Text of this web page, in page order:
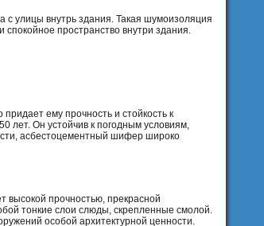
улицы внутрь здания. Такая шумоизоляция
пространство внутри здания.
ему прочность и стойкость к
Он устойчив к погодным условиям,
асбестоцементный шифер широко
высокой прочностью, прекрасной
тонкие слои слюды, скрепленные смолой.
особой архитектурной ценности.